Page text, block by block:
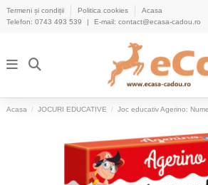
Termeni și condiții Politica cookies
Acasa
Telefon: 0743 493 539 | E-mail: contact@ecasa-cadou.ro
Acasa JOCURI EDUCATIVE Joc educativ Agerino: